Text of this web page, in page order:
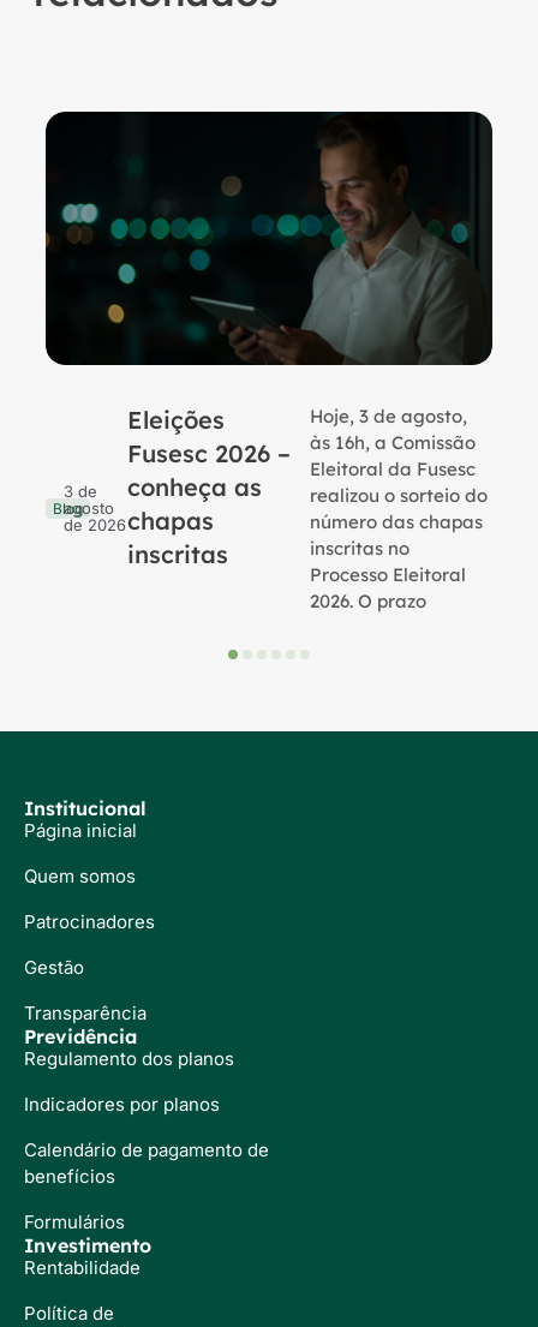
Blog
3 de
agosto
de 2026
Eleições
Fusesc 2026 –
conheça as
chapas
inscritas
Hoje, 3 de agosto,
às 16h, a Comissão
Eleitoral da Fusesc
realizou o sorteio do
número das chapas
inscritas no
Processo Eleitoral
2026. O prazo
Institucional
Página inicial
Quem somos
Patrocinadores
Gestão
Transparência
Previdência
Regulamento dos planos
Indicadores por planos
Calendário de pagamento de
benefícios
Formulários
Investimento
Rentabilidade
Política de